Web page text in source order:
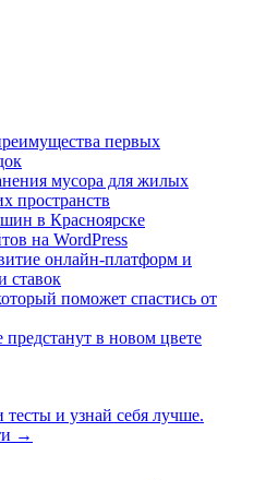
первых
мусора для жилых
пространств
в Красноярске
на WordPress
онлайн-платформ и
ставок
поможет спастись от
в новом цвете
и узнай себя лучше.
→